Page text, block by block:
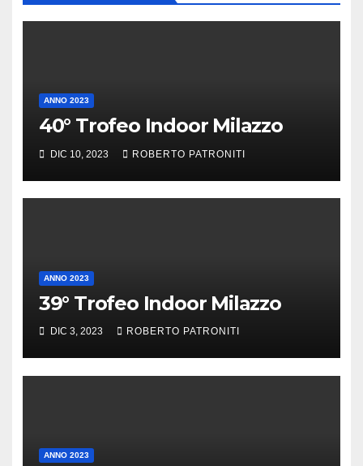
ANNO 2023
40° Trofeo Indoor Milazzo
DIC 10, 2023 ROBERTO PATRONITI
ANNO 2023
39° Trofeo Indoor Milazzo
DIC 3, 2023 ROBERTO PATRONITI
ANNO 2023